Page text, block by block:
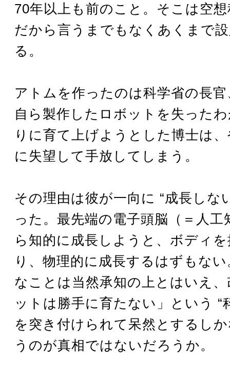
70年以上も前のこと。そこは空
だから言うまでもなくあくまで
る。
アトムを作ったのは科学省の長
自ら製作したロボットを失った
りに育て上げようとした博士は、
に失望して手放してしまう。
その理由は彼が一向に “成長しな
った。最先端の電子頭脳（＝人工
ら知的に成長しようと、ボディ
り、物理的に成長するはずもな
なことは当然承知の上とはいえ
ットは勝手に育たない」という “
を突き付けられて呆然とするし
うのが真相ではないだろうか。